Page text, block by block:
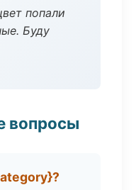
попали
Буду
вопросы